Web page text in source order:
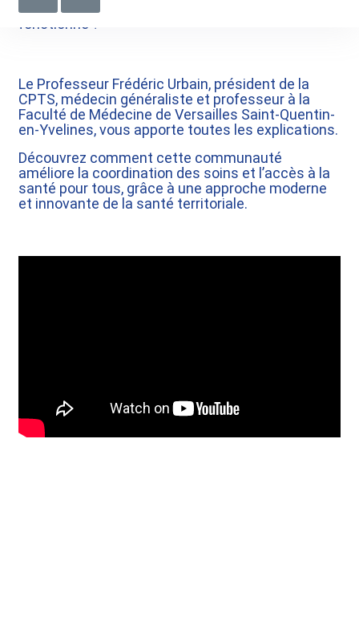
comment celle de Saint-Quentin-en-Yvelines
fonctionne ?
Le Professeur Frédéric Urbain, président de la
CPTS, médecin généraliste et professeur à la
Faculté de Médecine de Versailles Saint-Quentin-
en-Yvelines, vous apporte toutes les explications.
Découvrez comment cette communauté
améliore la coordination des soins et l’accès à la
santé pour tous, grâce à une approche moderne
et innovante de la santé territoriale.